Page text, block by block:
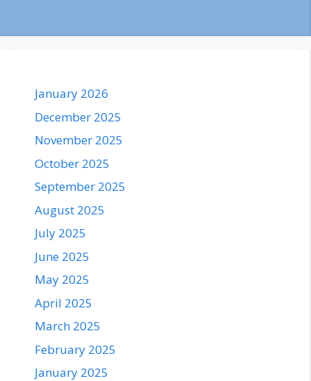
January 2026
December 2025
November 2025
October 2025
September 2025
August 2025
July 2025
June 2025
May 2025
April 2025
March 2025
February 2025
January 2025